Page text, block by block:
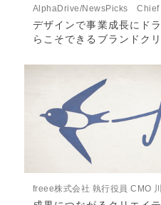
AlphaDrive/NewsPicks Chief
デザインで事業成長にド
らこそできるブランドク
freee株式会社 執行役員 CMO